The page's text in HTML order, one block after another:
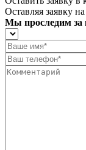
Оставляя заявку
Мы проследим за